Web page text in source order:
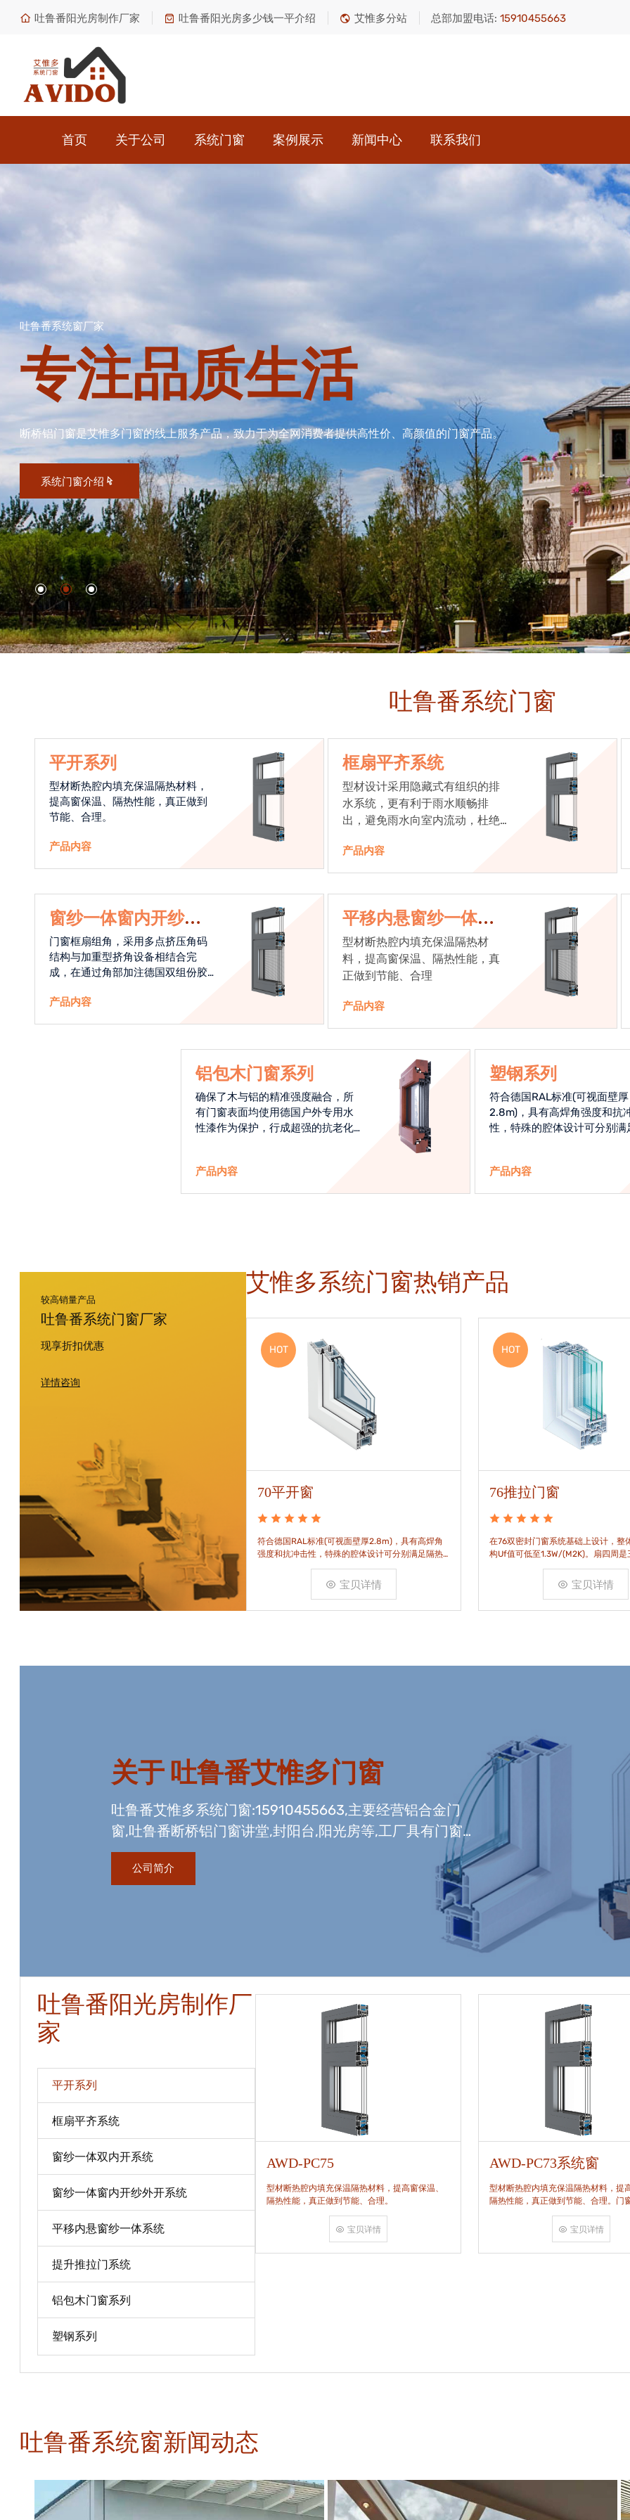
吐鲁番阳光房制作厂家 吐鲁番阳光房多少钱一平介绍 艾惟多分站 总部加盟电话: 15910455663
首页 关于公司 系统门窗 案例展示 新闻中心 联系我们
吐鲁番系统窗厂家
专注品质生活
断桥铝门窗是艾惟多门窗的线上服务产品，致力于为全网消费者提供高性价、高颜值的门窗产品。
系统门窗介绍
吐鲁番系统门窗
平开系列
型材断热腔内填充保温隔热材料，
提高窗保温、隔热性能，真正做到
节能、合理。
产品内容
框扇平齐系统
型材设计采用隐藏式有组织的排
水系统，更有利于雨水顺畅排
出，避免雨水向室内流动，杜绝
产品内容
窗纱一体窗内开纱外
开系统
门窗框扇组角，采用多点挤压角码
结构与加重型挤角设备相结合完
成，在通过角部加注德国双组份胶
强度，促使窗使用寿命提升5-10
产品内容
平移内悬窗纱一体系
统
型材断热腔内填充保温隔热材
料，提高窗保温、隔热性能，真
正做到节能、合理
产品内容
铝包木门窗系列
确保了木与铝的精准强度融合，所
有门窗表面均使用德国户外专用水
性漆作为保护，行成超强的抗老化
产品内容
塑钢系列
符合德国RAL标准(可视面壁厚
2.8m)，具有高焊角强度和抗
性，特殊的腔体设计可分别满
产品内容
较高销量产品
吐鲁番系统门窗厂家
现享折扣优惠
详情咨询
艾惟多系统门窗热销产品
HOT
88平开窗
88平开窗是门窗技术新时代的门窗系统。可实现较
大的阳光进入并获得更多的太阳能，良好的操作及
可靠的功能。保养方便，牢固耐用。
宝贝详情
HOT
70平开窗
符合德国RAL标准(可视面壁厚2.8m)，具有高焊角
强度和抗冲击性，特殊的腔体设计可分别满足隔热
和刚性的要求。
宝贝详情
HOT
76推拉门窗
在76双密封门窗系统基础上设计，整
构Uf值可低至1.3W/(M2K)。扇四周是
构，采用高品质EPDM胶条，实现气
宝贝详情
关于 吐鲁番艾惟多门窗
吐鲁番艾惟多系统门窗:15910455663,主要经营铝合金门
窗,吐鲁番断桥铝门窗讲堂,封阳台,阳光房等,工厂具有门窗
工程资质,玻璃幕墙工程资质,国内门窗组装生产线,及中空
玻璃生产线。
公司简介
吐鲁番阳光房制作厂
家
平开系列
框扇平齐系统
窗纱一体双内开系统
窗纱一体窗内开纱外开系统
平移内悬窗纱一体系统
提升推拉门系统
铝包木门窗系列
塑钢系列
AWD-PC80
型材断热腔内填充保温隔热材料，提高窗保温、
隔热性能，真正做到节能、合理。
宝贝详情
AWD-PC75
型材断热腔内填充保温隔热材料，提高窗保温、
隔热性能，真正做到节能、合理。
宝贝详情
AWD-PC73系统窗
型材断热腔内填充保温隔热材料，提
隔热性能，真正做到节能、合理。门
角，采用多点挤压角码结构与加重型
结合完成，在通过角部加注德国双组
宝贝详情
吐鲁番系统窗新闻动态